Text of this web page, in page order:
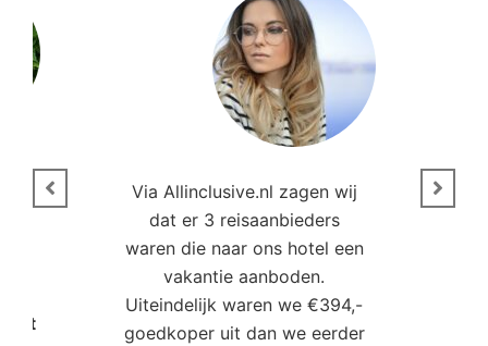
Via Allinclusive.nl zagen wij
dat er 3 reisaanbieders
waren die naar ons hotel een
vakantie aanboden.
Uiteindelijk waren we €394,-
goedkoper uit dan we eerder